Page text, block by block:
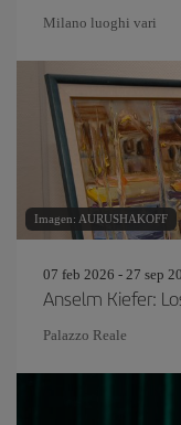
Milano luoghi vari
Imagen: AURUSHAKOFF
07 feb 2026 - 27 sep
Anselm Kiefer:
Palazzo Reale